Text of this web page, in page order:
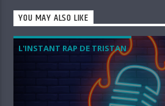
YOU MAY ALSO LIKE
L'INSTANT RAP DE TRISTAN